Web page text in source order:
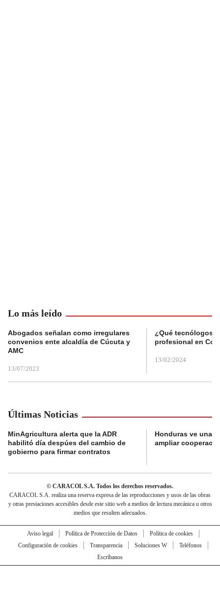
Lo más leído
Abogados señalan como irregulares
convenios ente alcaldía de Cúcuta y
AMC
13/07/2023
¿Qué tecnólogos
profesional en
13/02/2024
Últimas Noticias
MinAgricultura alerta que la ADR
habilitó día despúes del cambio de
gobierno para firmar contratos
Honduras ve una
ampliar
© CARACOL S.A. Todos los derechos reservados.
CARACOL S.A. realiza una reserva expresa de las reproducciones y usos de las obras
y otras prestaciones accesibles desde este sitio web a medios de lectura mecánica u otros
medios que resulten adecuados.
Aviso legal Política de Protección de Datos
Política de cookies
Configuración de cookies
Transparencia Soluciones W
Teléfonos
Escríbanos